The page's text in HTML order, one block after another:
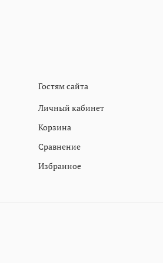
Гостям сайта
Личный кабинет
Корзина
Сравнение
Избранное